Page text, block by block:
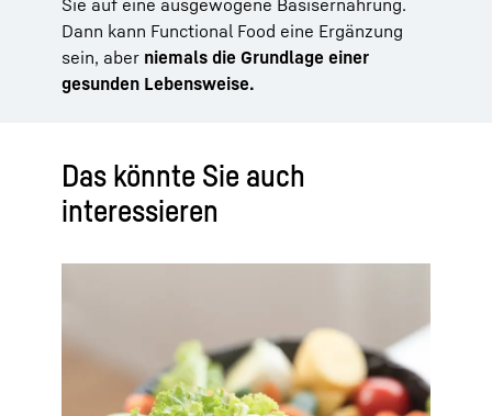
Dann kann Functional Food eine Ergänzung
sein, aber niemals die Grundlage einer
gesunden Lebensweise.
Das könnte Sie auch
interessieren